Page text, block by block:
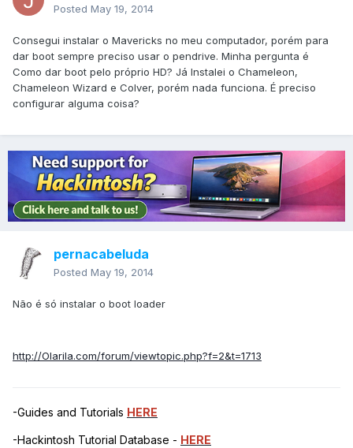
Posted May 19, 2014
Consegui instalar o Mavericks no meu computador, porém para
dar boot sempre preciso usar o pendrive. Minha pergunta é
Como dar boot pelo próprio HD? Já Instalei o Chameleon,
Chameleon Wizard e Colver, porém nada funciona. É preciso
configurar alguma coisa?
pernacabeluda
Posted May 19, 2014
Não é só instalar o boot loader
http://Olarila.com/forum/viewtopic.php?f=2&t=1713
-Guides and Tutorials HERE
-Hackintosh Tutorial Database - HERE